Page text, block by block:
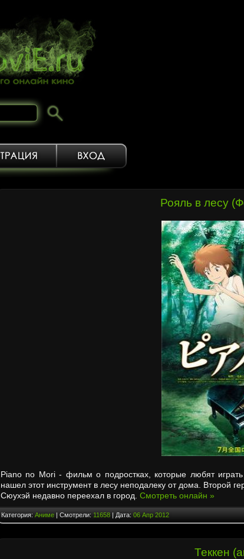
Рояль в лесу
Piano no Mori - фильм о подростках, которые любят
нашел этот инструмент в лесу неподалеку от дома. Второй
Сюухэй недавно переехал в город. Смотреть онлайн »
Категория: Аниме | Смотрели: 11658 | Дата: 06 Апр 2012
Теккен